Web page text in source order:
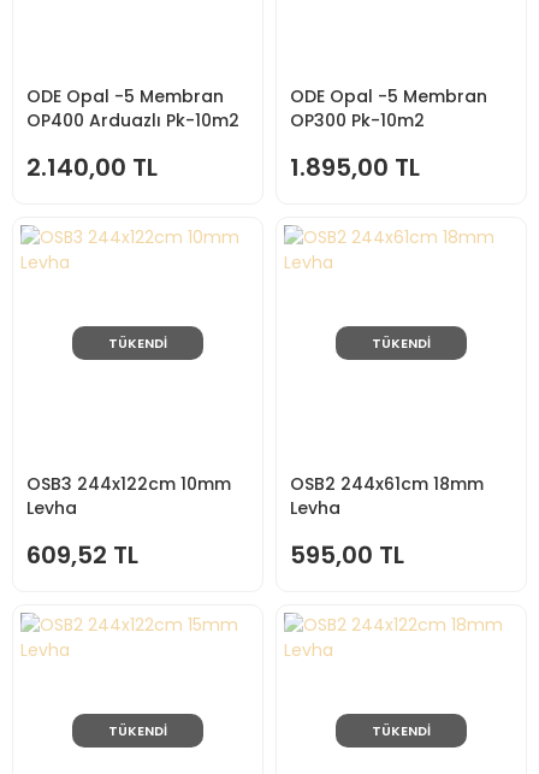
ODE Opal -5 Membran
OP400 Arduazlı Pk-10m2
2.140,00 TL
ODE Opal -5 Membran
OP300 Pk-10m2
1.895,00 TL
TÜKENDİ
OSB3 244x122cm 10mm
Levha
609,52 TL
TÜKENDİ
OSB2 244x61cm 18mm
Levha
595,00 TL
TÜKENDİ TÜKENDİ